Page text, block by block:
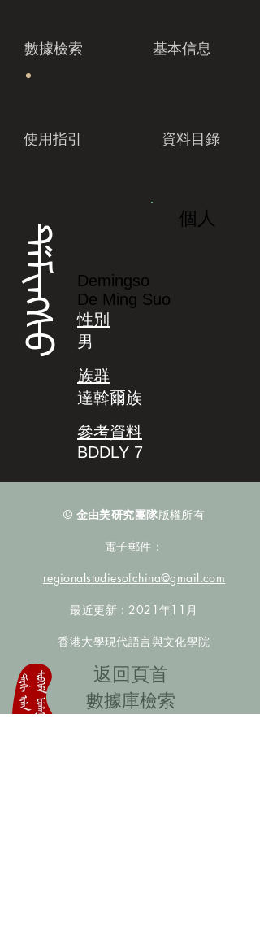
數據檢索 基本信息
使用指引 資料目錄
ᡩᡝᠮᡳᠩᠰᠣ
個人
Demingso
De Ming Suo
性別
男
族群
達斡爾族
參考資料
BDDLY 7
© 金由美研究團隊版權所有
電子郵件：
regionalstudiesofchina@gmail.com
最近更新：2021年11月
香港大學現代語言與文化學院
​返回頁首
數據庫檢索